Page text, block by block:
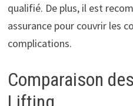
qualifié. De plus, il est
assurance pour couvrir les
complications.
Comparaison